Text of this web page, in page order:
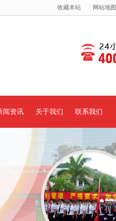
收藏本站 网站地图
闻资讯 关于我们 联系我们